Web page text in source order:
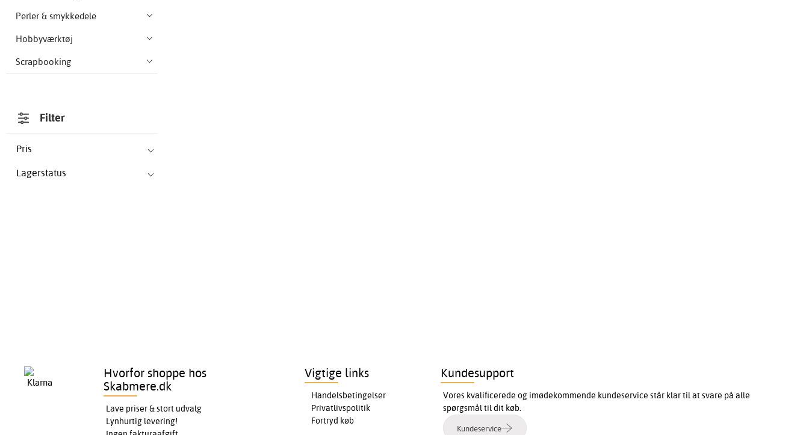
Perler & smykkedele
Hobbyværktøj
Scrapbooking
Filter
Pris
Lagerstatus
Hvorfor shoppe hos
Skabmere.dk
Lave priser & stort udvalg
Lynhurtig levering!
Vigtige links
Handelsbetingelser
Privatlivspolitik
Fortryd køb
Kundesupport
Vores kvalificerede og imødekommende kundeservice står klar til at svare på alle
spørgsmål til dit køb.
Kundeservice